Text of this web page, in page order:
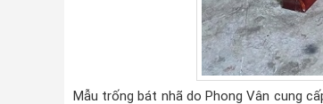
Mẫu trống bát nhã do Phong Vân cung